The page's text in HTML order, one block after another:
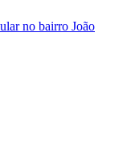
no bairro João